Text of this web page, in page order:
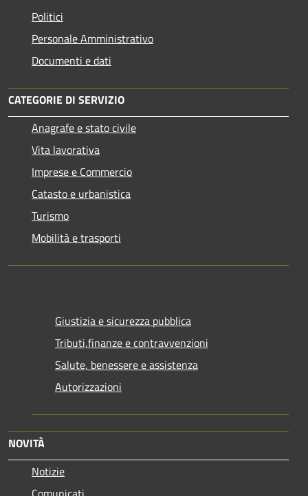
Politici
Personale Amministrativo
Documenti e dati
CATEGORIE DI SERVIZIO
Anagrafe e stato civile
Vita lavorativa
Imprese e Commercio
Catasto e urbanistica
Turismo
Mobilità e trasporti
Giustizia e sicurezza pubblica
Tributi,finanze e contravvenzioni
Salute, benessere e assistenza
Autorizzazioni
NOVITÀ
Notizie